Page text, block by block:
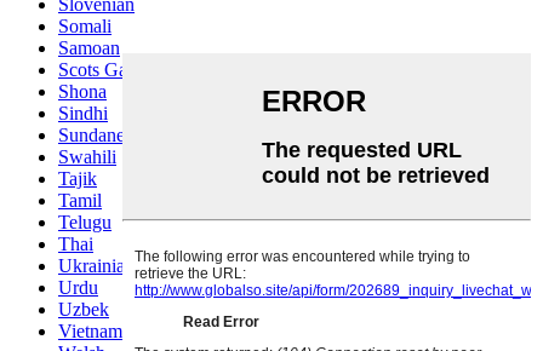
Slovenian
Somali
Samoan
Scots Gaelic
Shona
Sindhi
Sundanese
Swahili
Tajik
Tamil
Telugu
Thai
Ukrainian
Urdu
Uzbek
Vietnamese